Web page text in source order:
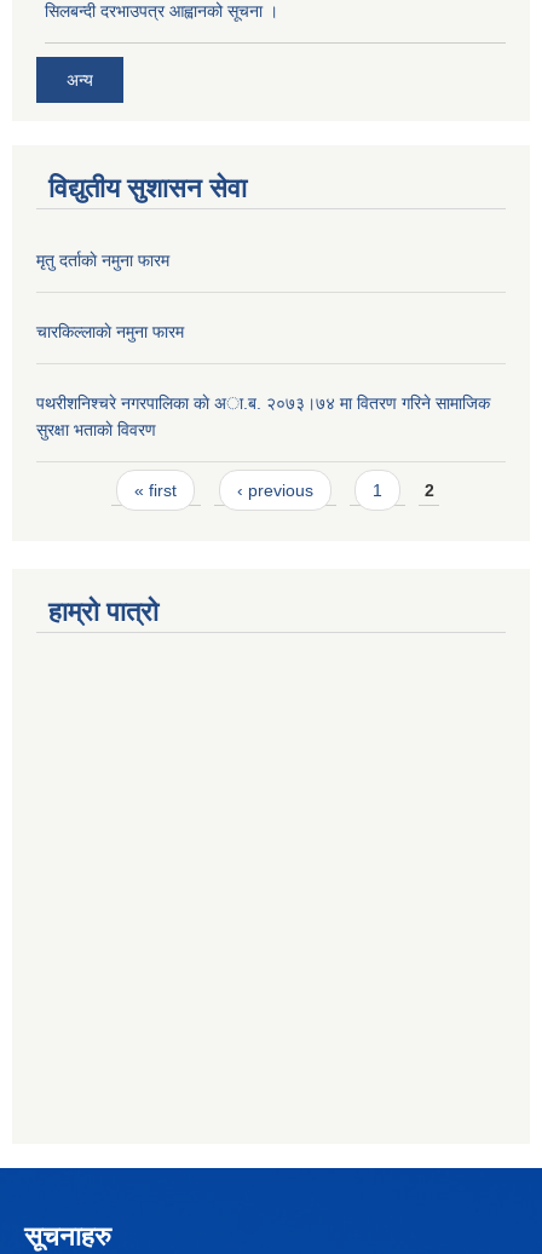
सिलबन्दी दरभाउपत्र आह्वानको सूचना ।
अन्य
विद्युतीय सुशासन सेवा
मृतु दर्ताकाे नमुना फारम
चारकिल्लाकाे नमुना फारम
पथरीशनिश्चरे नगरपालिका काे अा.ब. २०७३।७४ मा वितरण गरिने सामाजिक
सुरक्षा भताकाे विवरण
Pages« first ‹ previous 1 2
हाम्रो पात्रो
सूचनाहरु